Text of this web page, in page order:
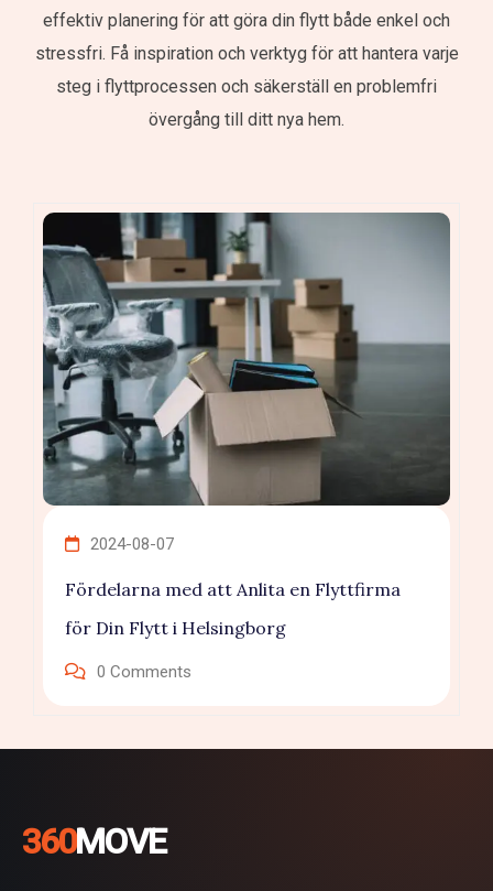
effektiv planering för att göra din flytt både enkel och
stressfri. Få inspiration och verktyg för att hantera varje
steg i flyttprocessen och säkerställ en problemfri
övergång till ditt nya hem.
2024-08-07
Fördelarna med att Anlita en Flyttfirma
för Din Flytt i Helsingborg
0 Comments
360MOVE